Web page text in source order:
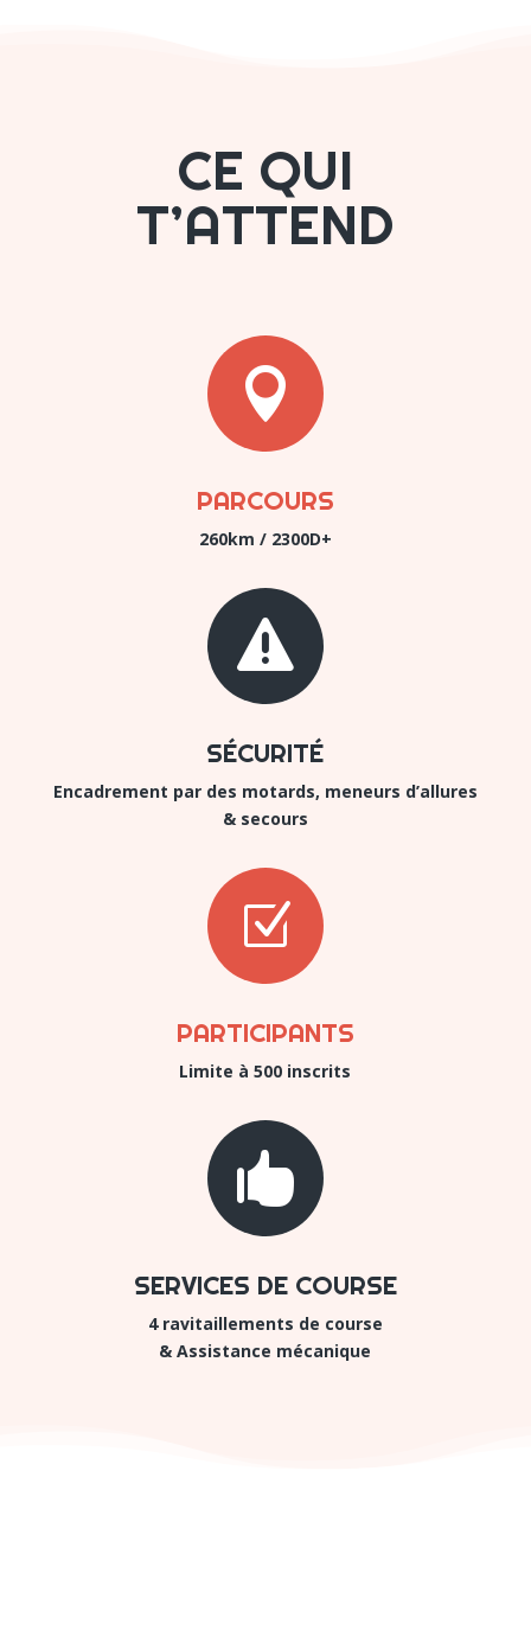
CE QUI
T’ATTEND

PARCOURS
260km / 2300D+

SÉCURITÉ
Encadrement par des motards, meneurs d’allures
& secours
Z
PARTICIPANTS
Limite à 500 inscrits

SERVICES DE COURSE
4 ravitaillements de course
& Assistance mécanique